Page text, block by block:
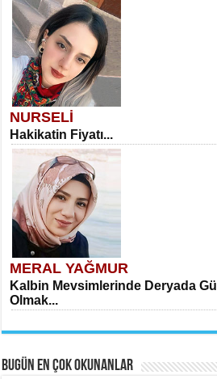
NURSELİ
Hakikatin Fiyatı...
MERAL YAĞMUR
Kalbin Mevsimlerinde Deryada Gül
Olmak...
BUGÜN EN ÇOK OKUNANLAR